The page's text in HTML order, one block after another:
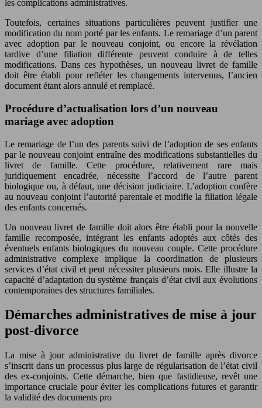
les complications administratives.
Toutefois, certaines situations particulières peuvent justifier une
modification du nom porté par les enfants. Le remariage d’un parent
avec adoption par le nouveau conjoint, ou encore la révélation
tardive d’une filiation différente peuvent conduire à de telles
modifications. Dans ces hypothèses, un nouveau livret de famille
doit être établi pour refléter les changements intervenus, l’ancien
document étant alors annulé et remplacé.
Procédure d’actualisation lors d’un nouveau
mariage avec adoption
Le remariage de l’un des parents suivi de l’adoption de ses enfants
par le nouveau conjoint entraîne des modifications substantielles du
livret de famille. Cette procédure, relativement rare mais
juridiquement encadrée, nécessite l’accord de l’autre parent
biologique ou, à défaut, une décision judiciaire. L’adoption confère
au nouveau conjoint l’autorité parentale et modifie la filiation légale
des enfants concernés.
Un nouveau livret de famille doit alors être établi pour la nouvelle
famille recomposée, intégrant les enfants adoptés aux côtés des
éventuels enfants biologiques du nouveau couple. Cette procédure
administrative complexe implique la coordination de plusieurs
services d’état civil et peut nécessiter plusieurs mois. Elle illustre la
capacité d’adaptation du système français d’état civil aux évolutions
contemporaines des structures familiales.
Démarches administratives de mise à jour
post-divorce
La mise à jour administrative du livret de famille après divorce
s’inscrit dans un processus plus large de régularisation de l’état civil
des ex-conjoints. Cette démarche, bien que fastidieuse, revêt une
importance cruciale pour éviter les complications futures et garantir
la validité des documents pro